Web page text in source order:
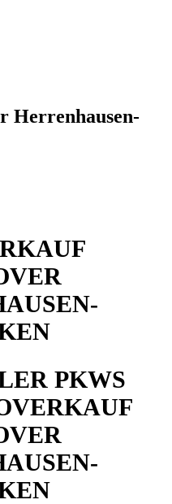
Herrenhausen-
PKWS